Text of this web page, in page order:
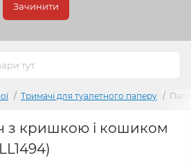
Зачинити
Тримачі для туалетного паперу
з кришкою і кошиком